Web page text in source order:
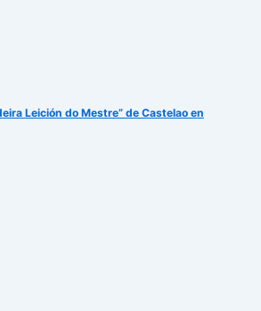
Leición do Mestre” de Castelao en